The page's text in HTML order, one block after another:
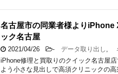
名古屋市の同業者様よりiPhone
ック名古屋
2021/04/26 - データ取り出し ,
iPhone修理と買取りのクイック名古屋
よう小さな見出しで高須クリニックの